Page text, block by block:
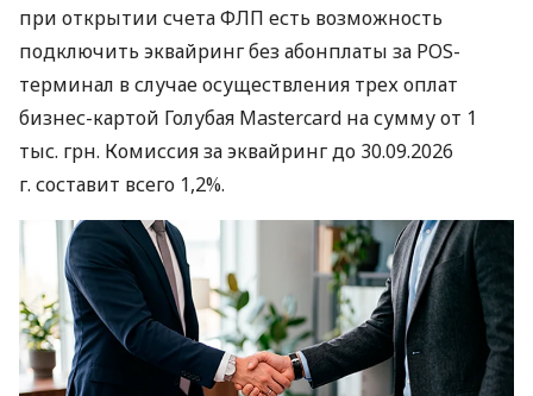
при открытии счета ФЛП есть возможность
подключить эквайринг без абонплаты за POS-
терминал в случае осуществления трех оплат
бизнес-картой Голубая Mastercard на сумму от 1
тыс. грн. Комиссия за эквайринг до 30.09.2026
г. составит всего 1,2%.